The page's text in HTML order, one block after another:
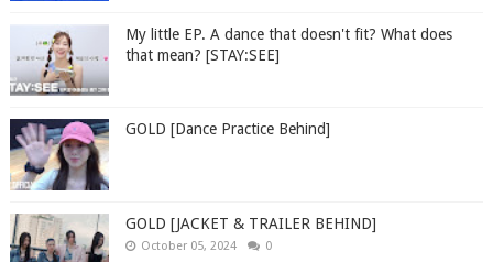
My little EP. A dance that doesn't fit? What does
that mean? [STAY:SEE]
GOLD [Dance Practice Behind]
GOLD [JACKET & TRAILER BEHIND]
October 05, 2024 0